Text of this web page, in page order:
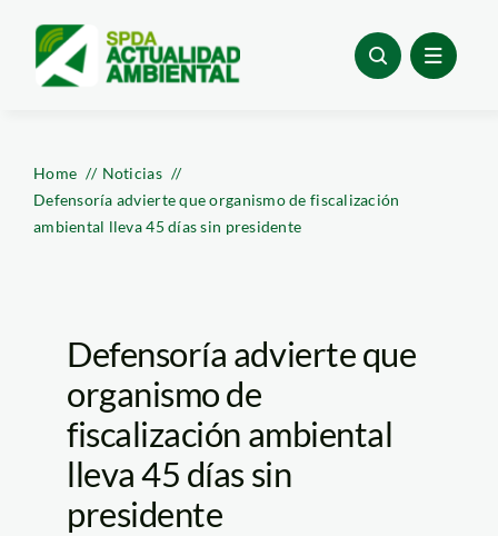
content
Home
Noticias
Defensoría advierte que organismo de fiscalización
ambiental lleva 45 días sin presidente
Defensoría advierte que
organismo de
fiscalización ambiental
lleva 45 días sin
presidente